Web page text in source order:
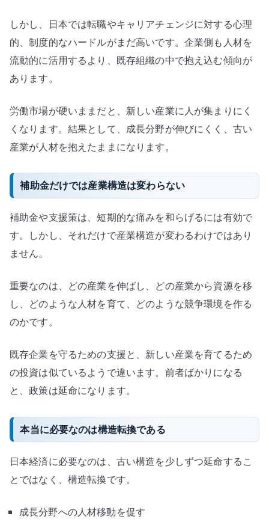
しかし、日本では転職やキャリアチェンジに対する心理
的、制度的なハードルがまだ高いです。企業側も人材を
流動的に活用するより、既存組織の中で抱え込む傾向が
あります。
労働市場が硬いままだと、新しい産業に人が集まりにく
くなります。結果として、成長分野が伸びにくく、古い
産業が人材を抱えたままになります。
補助金だけでは産業構造は変わらない
補助金や支援策は、短期的な痛みを和らげるには有効で
す。しかし、それだけで産業構造が変わるわけではあり
ません。
重要なのは、どの産業を伸ばし、どの産業から資源を移
し、どのような人材を育て、どのような競争環境を作る
のかです。
既存企業を守るための支援と、新しい産業を育てるため
の投資は似ているようで違います。前者ばかりになる
と、政策は延命になります。
本当に必要なのは構造転換である
日本経済に必要なのは、古い構造を少しずつ延命するこ
とではなく、構造転換です。
成長分野への人材移動を促す